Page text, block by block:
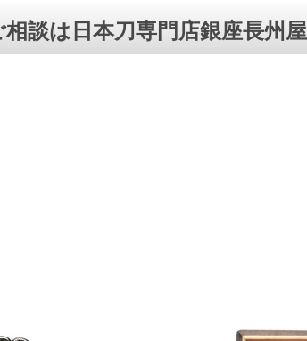
談は日本刀専門店銀座⻑州屋